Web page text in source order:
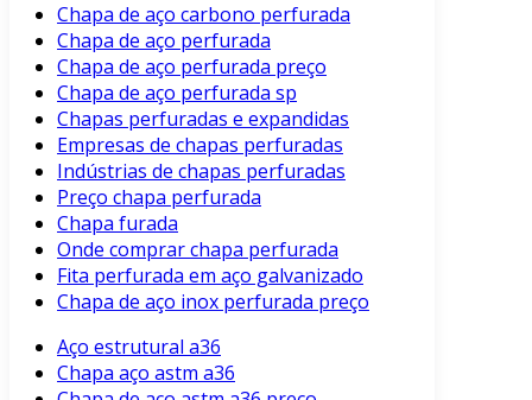
Chapa de aço carbono perfurada
Chapa de aço perfurada
Chapa de aço perfurada preço
Chapa de aço perfurada sp
Chapas perfuradas e expandidas
Empresas de chapas perfuradas
Indústrias de chapas perfuradas
Preço chapa perfurada
Chapa furada
Onde comprar chapa perfurada
Fita perfurada em aço galvanizado
Chapa de aço inox perfurada preço
Aço estrutural a36
Chapa aço astm a36